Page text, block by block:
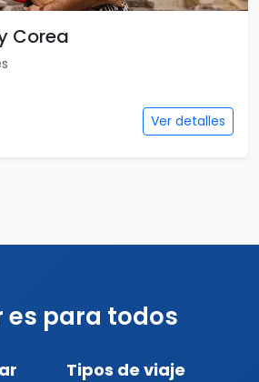
Corea
Ver detalles
es para todos
Tipos de viaje